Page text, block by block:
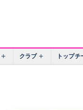
クラブ トップチ